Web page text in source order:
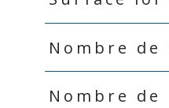
Nombre de
Nombre de